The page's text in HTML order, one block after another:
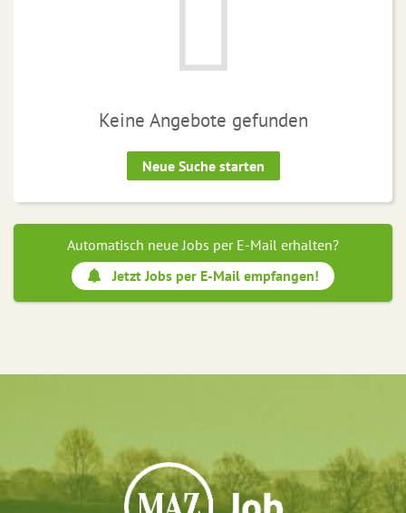
Keine Angebote gefunden
Neue Suche starten
Automatisch neue Jobs per E-Mail erhalten?
Jetzt Jobs per E-Mail empfangen!